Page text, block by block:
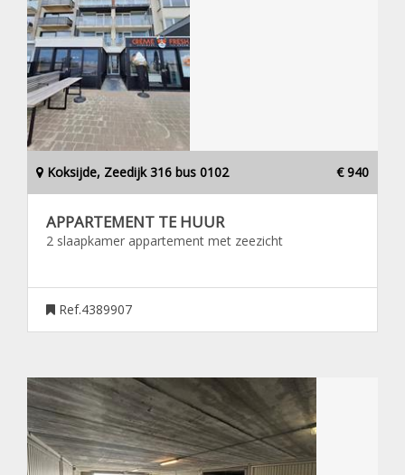
Koksijde, Zeedijk 316 bus 0102 € 940
APPARTEMENT TE HUUR
2 slaapkamer appartement met zeezicht
Ref.4389907